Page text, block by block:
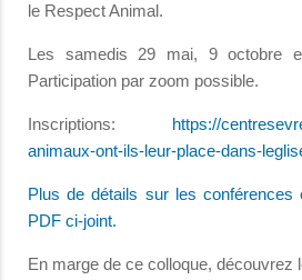
le Respect Animal.
Les samedis 29 mai, 9 octobre
Participation par zoom possible.
Inscriptions: https://
animaux-ont-ils-leur-place-dans-
Plus de détails sur les
PDF ci-joint.
En marge de ce colloque, découvrez